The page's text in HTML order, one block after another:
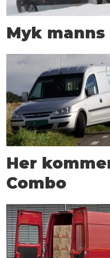
Myk
Her
Combo